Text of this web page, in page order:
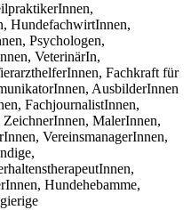
HundefachwirtInnen,
Psychologen,
VeterinärIn,
Fachkraft für
AusbilderInnen
FachjournalistInnen,
MalerInnen,
VereinsmanagerInnen,
Hundehebamme,